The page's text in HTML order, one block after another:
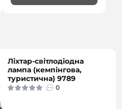
Ліхтар-світлодіодна
лампа (кемпінгова,
туристична) 9789
0